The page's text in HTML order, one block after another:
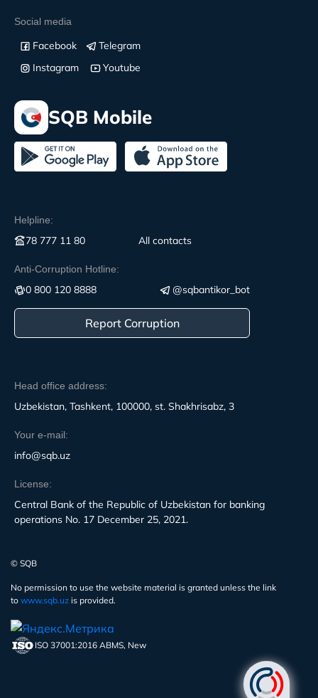
Head office address:
Uzbekistan, Tashkent, 100000, st. Shakhrisabz, 3
Your e-mail:
info@sqb.uz
License:
Central Bank of the Republic of Uzbekistan for banking
operations No. 17 December 25, 2021.
Social media
Facebook
Telegram
Instagram
Youtube
SQB Mobile
Helpline:
78 777 11 80 All contacts
Anti-Corruption Hotline:
0 800 120 8888 @sqbantikor_bot
Report Corruption
© SQB
No permission to use the website material is granted unless the link
to www.sqb.uz is provided.
ISO 37001:2016 ABMS, New